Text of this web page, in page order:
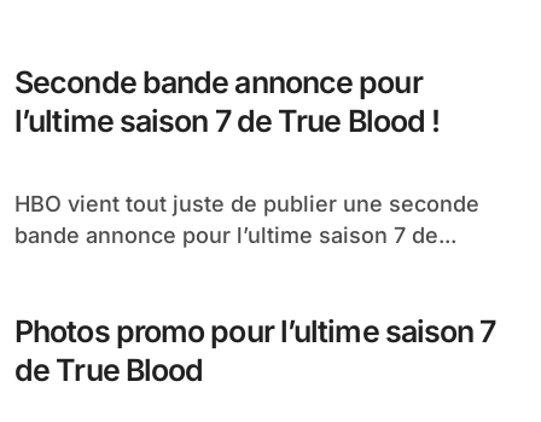
Seconde bande annonce pour
l’ultime saison 7 de True Blood !
HBO vient tout juste de publier une seconde
bande annonce pour l’ultime saison 7 de...
Photos promo pour l’ultime saison 7
de True Blood